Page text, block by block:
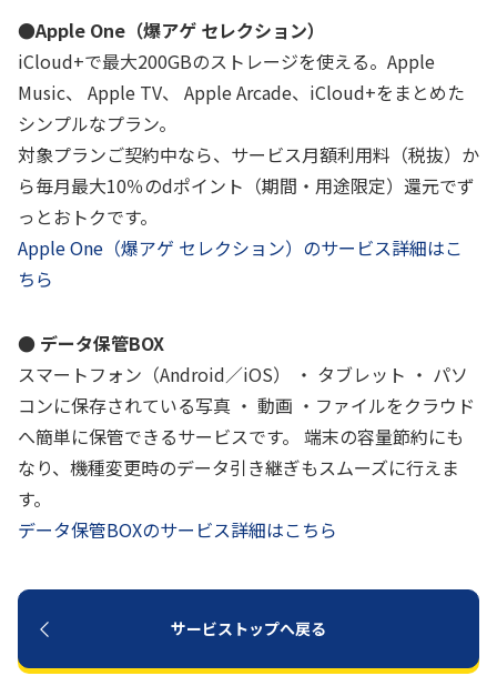
●Apple One（爆アゲ セレクション）
iCloud+で最大200GBのストレージを使える。Apple
Music、 Apple TV、 Apple Arcade、iCloud+をまとめた
シンプルなプラン。
対象プランご契約中なら、サービス月額利用料（税抜）か
ら毎月最大10％のdポイント（期間・用途限定）還元でず
っとおトクです。
Apple One（爆アゲ セレクション）のサービス詳細はこ
ちら
● データ保管BOX
スマートフォン（Android／iOS） ・ タブレット ・ パソ
コンに保存されている写真 ・ 動画 ・ファイルをクラウド
へ簡単に保管できるサービスです。 端末の容量節約にも
なり、機種変更時のデータ引き継ぎもスムーズに行えま
す。
データ保管BOXのサービス詳細はこちら
サービストップへ戻る